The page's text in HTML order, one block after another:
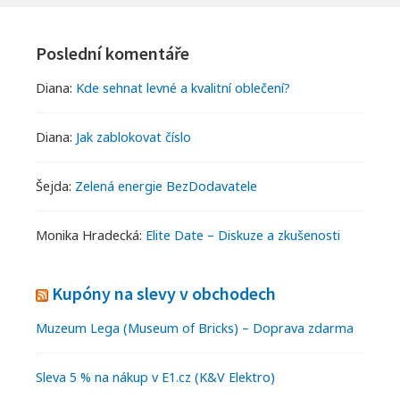
Widgets
Poslední komentáře
Diana: Kde sehnat levné a kvalitní oblečení?
Diana: Jak zablokovat číslo
Šejda: Zelená energie BezDodavatele
Monika Hradecká: Elite Date – Diskuze a zkušenosti
Kupóny na slevy v obchodech
Muzeum Lega (Museum of Bricks) – Doprava zdarma
Sleva 5 % na nákup v E1.cz (K&V Elektro)